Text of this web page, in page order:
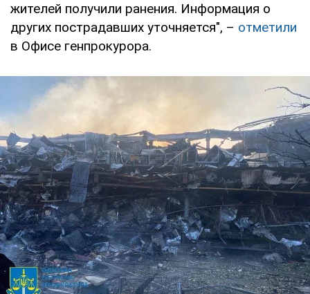
жителей получили ранения. Информация о
других пострадавших уточняется", – отметили
в Офисе генпрокурора.